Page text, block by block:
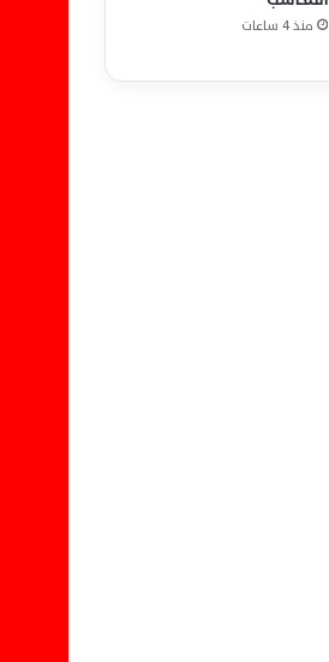
منذ 4 ساعات